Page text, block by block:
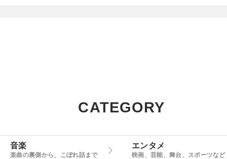
CATEGORY
音楽
楽曲の裏側から、こぼれ話まで
エンタメ
映画、芸能、舞台、スポーツなど